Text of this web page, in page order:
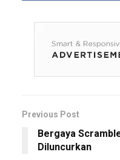
Previous Post
Bergaya
Diluncurkan